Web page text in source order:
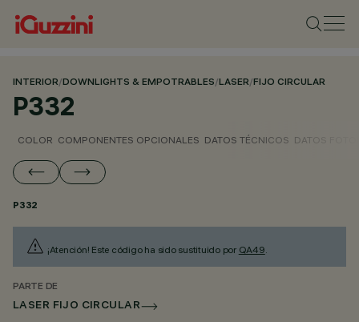
INTERIOR/DOWNLIGHTS & EMPOTRABLES/LASER/FIJO CIRCULAR
P332
COLOR COMPONENTES OPCIONALES DATOS TÉCNICOS DATOS
P332
¡Atención! Este código ha sido sustituido por QA49.
PARTE DE
LASER FIJO CIRCULAR